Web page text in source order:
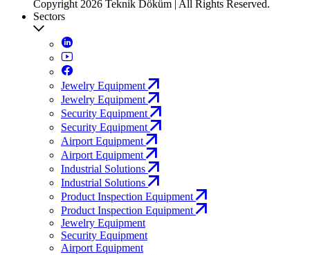
Copyright 2026 Teknik Döküm | All Rights Reserved.
Sectors
Jewelry Equipment
Jewelry Equipment
Security Equipment
Security Equipment
Airport Equipment
Airport Equipment
Industrial Solutions
Industrial Solutions
Product Inspection Equipment
Product Inspection Equipment
Jewelry Equipment
Security Equipment
Airport Equipment